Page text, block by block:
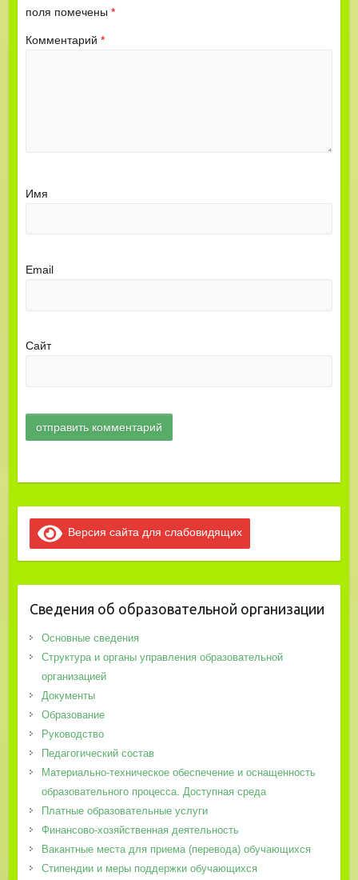
поля помечены *
Комментарий *
Имя
Email
Сайт
Версия сайта для слабовидящих
Сведения об образовательной организации
Основные сведения
Структура и органы управления образовательной
организацией
Документы
Образование
Руководство
Педагогический состав
Материально-техническое обеспечение и оснащенность
образовательного процесса. Доступная среда
Платные образовательные услуги
Финансово-хозяйственная деятельность
Вакантные места для приема (перевода) обучающихся
Стипендии и меры поддержки обучающихся